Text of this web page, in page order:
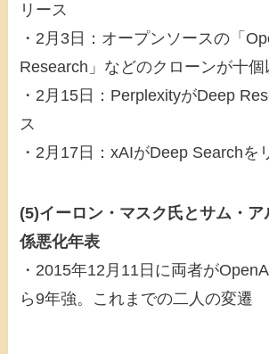
リース
・2月3日：オープンソースの「
Research」などのクローンが十
・2月15日：PerplexityがDeep
ス
・2月17日：xAIがDeep Search
(5)イーロン・マスク氏とサム・ア
係悪化年表
・2015年12月11日に両者が
ら9年強。これまでの二人の変遷